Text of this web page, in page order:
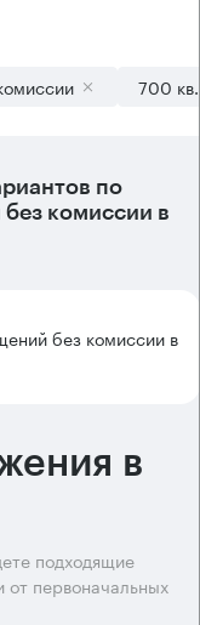
700
по
комиссии в
без комиссии в
в
подходящие
первоначальных